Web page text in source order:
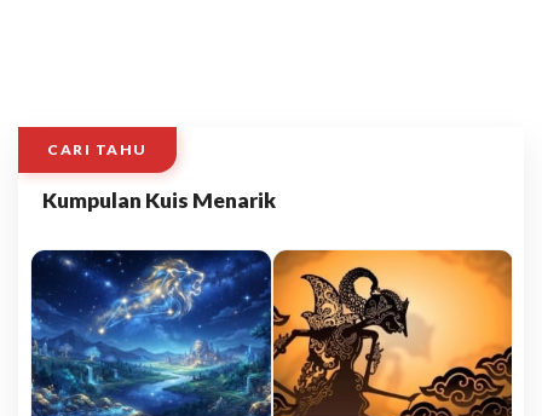
CARI TAHU
Kumpulan Kuis Menarik